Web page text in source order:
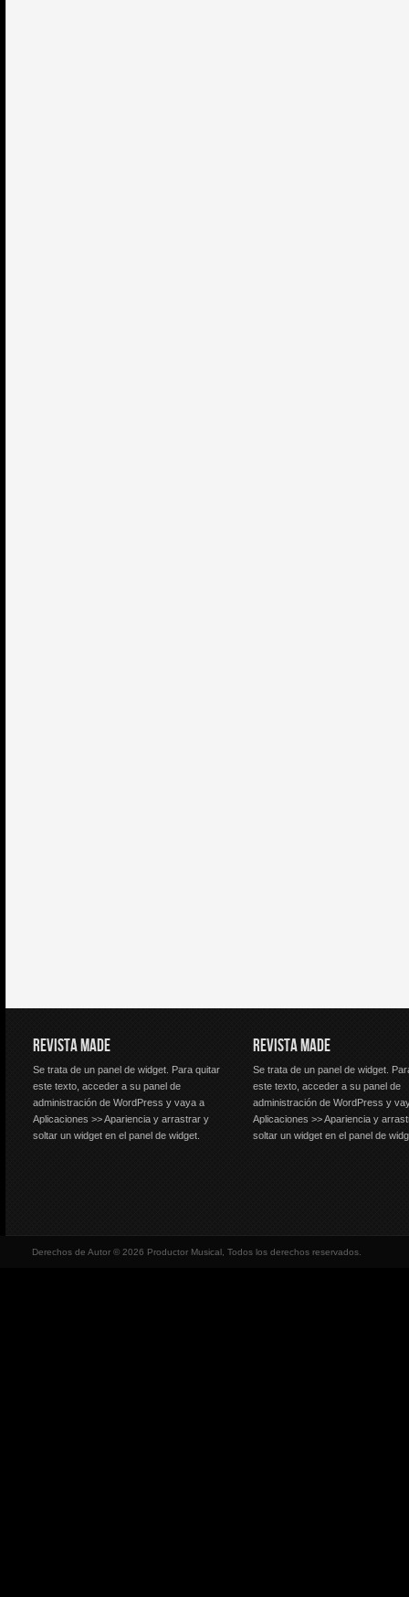
REVISTA MADE
Se trata de un panel de widget. Para quitar
este texto, acceder a su panel de
administración de WordPress y vaya a
Aplicaciones >> Apariencia y arrastrar y
soltar un widget en el panel de widget.
REVISTA MADE
Se trata de un panel de widget.
este texto, acceder a su panel de
administración de WordPress y
Aplicaciones >> Apariencia y
soltar un widget en el panel de
Derechos de Autor © 2026 Productor Musical, Todos los derechos reservados.